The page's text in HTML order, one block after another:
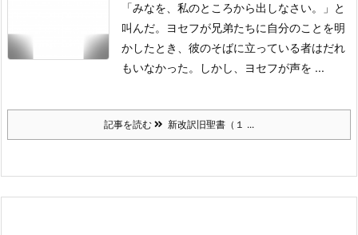
「みなを、私のところから出しなさい。」と
叫んだ。ヨセフが兄弟たちに自分のことを明
かしたとき、彼のそばに立っている者はだれ
もいなかった。
しかし、ヨセフが声を ...
記事を読む 新改訳旧聖書（１ ...